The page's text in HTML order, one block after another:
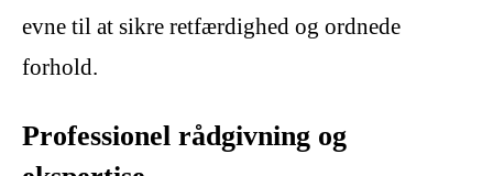
evne til at sikre retfærdighed og ordnede
forhold.
Professionel rådgivning og